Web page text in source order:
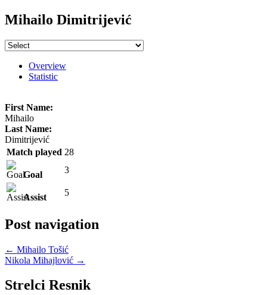
Mihailo Dimitrijević
Overview
Statistic
First Name:
Mihailo
Last Name:
Dimitrijević
Match played 28
Goal 3
Assist 5
Post navigation
← Mihailo Tošić
Nikola Mihajlović →
Strelci Resnik